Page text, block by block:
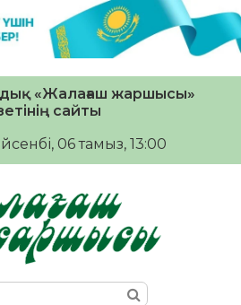
«Жалағаш жаршысы»
сайты
06 тамыз, 13:00